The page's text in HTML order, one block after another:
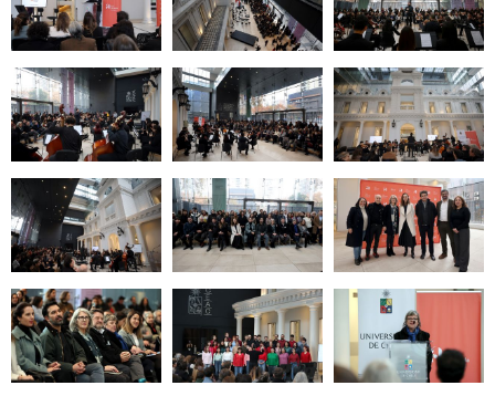
Zoom Zoom Zoom
Zoom Zoom Zoom
Zoom Zoom Zoom